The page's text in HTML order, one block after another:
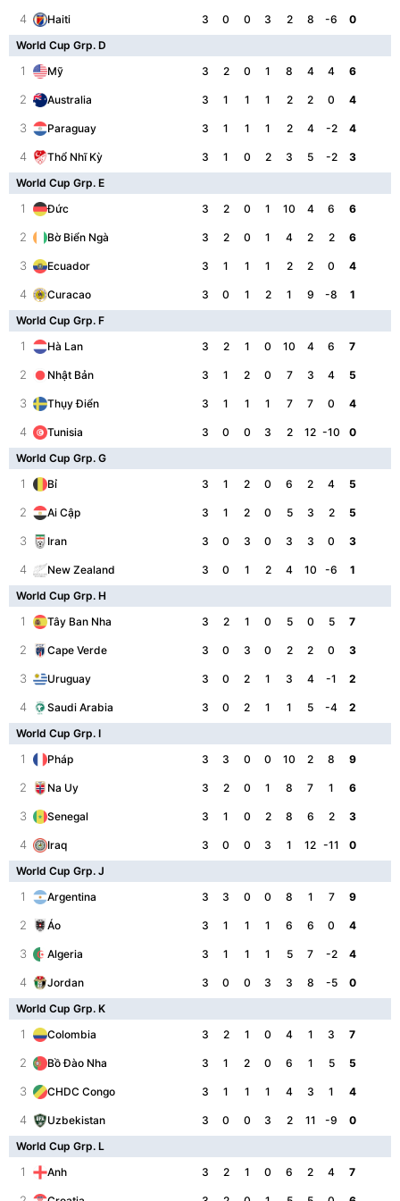
4 Haiti 3 0 0 3 2 8 -6 0
World Cup Grp. D
1 Mỹ 3 2 0 1 8 4 4 6
2 Australia 3 1 1 1 2 2 0 4
3 Paraguay 3 1 1 1 2 4 -2 4
4 Thổ Nhĩ Kỳ 3 1 0 2 3 5 -2 3
World Cup Grp. E
1 Đức 3 2 0 1 10 4 6 6
2 Bờ Biển Ngà 3 2 0 1 4 2 2 6
3 Ecuador 3 1 1 1 2 2 0 4
4 Curacao 3 0 1 2 1 9 -8 1
World Cup Grp. F
1 Hà Lan 3 2 1 0 10 4 6 7
2 Nhật Bản 3 1 2 0 7 3 4 5
3 Thụy Điển 3 1 1 1 7 7 0 4
4 Tunisia 3 0 0 3 2 12 -10 0
World Cup Grp. G
1 Bỉ 3 1 2 0 6 2 4 5
2 Ai Cập 3 1 2 0 5 3 2 5
3 Iran 3 0 3 0 3 3 0 3
4 New Zealand 3 0 1 2 4 10 -6 1
World Cup Grp. H
1 Tây Ban Nha 3 2 1 0 5 0 5 7
2 Cape Verde 3 0 3 0 2 2 0 3
3 Uruguay 3 0 2 1 3 4 -1 2
4 Saudi Arabia 3 0 2 1 1 5 -4 2
World Cup Grp. I
1 Pháp 3 3 0 0 10 2 8 9
2 Na Uy 3 2 0 1 8 7 1 6
3 Senegal 3 1 0 2 8 6 2 3
4 Iraq 3 0 0 3 1 12 -11 0
World Cup Grp. J
1 Argentina 3 3 0 0 8 1 7 9
2 Áo 3 1 1 1 6 6 0 4
3 Algeria 3 1 1 1 5 7 -2 4
4 Jordan 3 0 0 3 3 8 -5 0
World Cup Grp. K
1 Colombia 3 2 1 0 4 1 3 7
2 Bồ Đào Nha 3 1 2 0 6 1 5 5
3 CHDC Congo 3 1 1 1 4 3 1 4
4 Uzbekistan 3 0 0 3 2 11 -9 0
World Cup Grp. L
1 Anh 3 2 1 0 6 2 4 7